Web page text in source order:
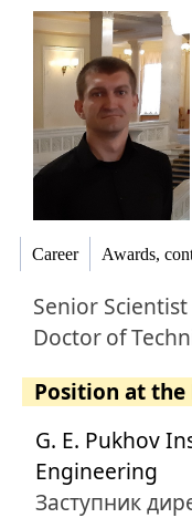
Career Awards,
Senior Scientist
Doctorof
Position at the
G. E. Pukhov
Engineering
Заступник